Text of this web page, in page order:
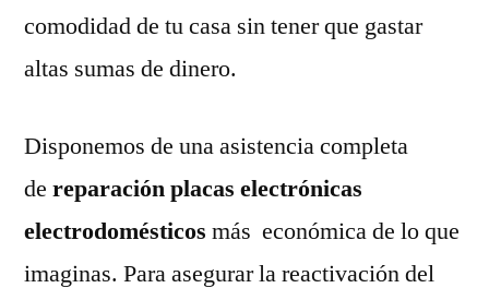
comodidad de tu casa sin tener que gastar
altas sumas de dinero.
Disponemos de una asistencia completa
de reparación placas electrónicas
electrodomésticos más económica de lo que
imaginas. Para asegurar la reactivación del